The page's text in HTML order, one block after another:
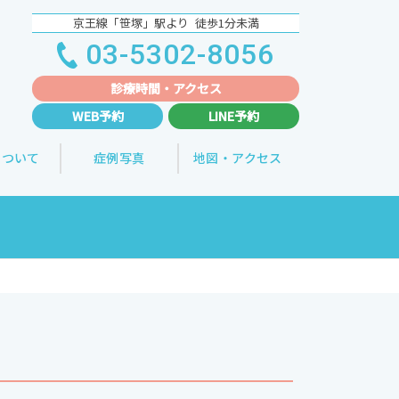
京王線「笹塚」駅より 徒歩1分未満
03-5302-8056
診療時間・ アクセス
WEB予約
LINE予約
いて 症例写真 地図・アクセス